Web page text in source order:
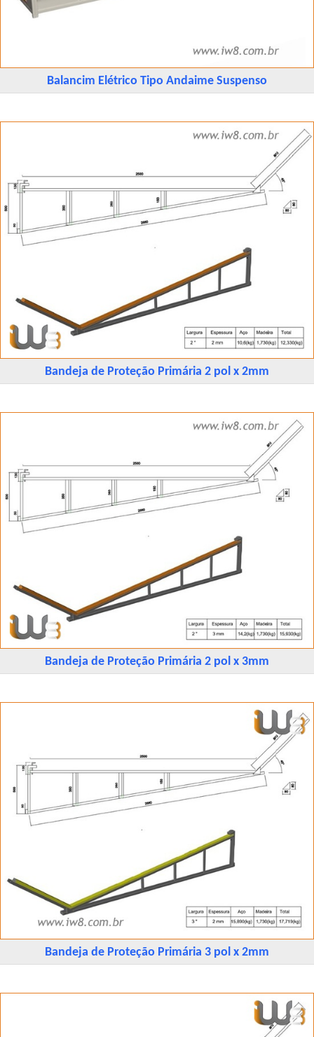
Balancim Elétrico Tipo Andaime Suspenso
Bandeja de Proteção Primária 2 pol x 2mm
Bandeja de Proteção Primária 2 pol x 3mm
Bandeja de Proteção Primária 3 pol x 2mm